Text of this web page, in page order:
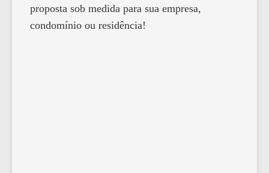
proposta sob medida para sua empresa,
condomínio ou residência!